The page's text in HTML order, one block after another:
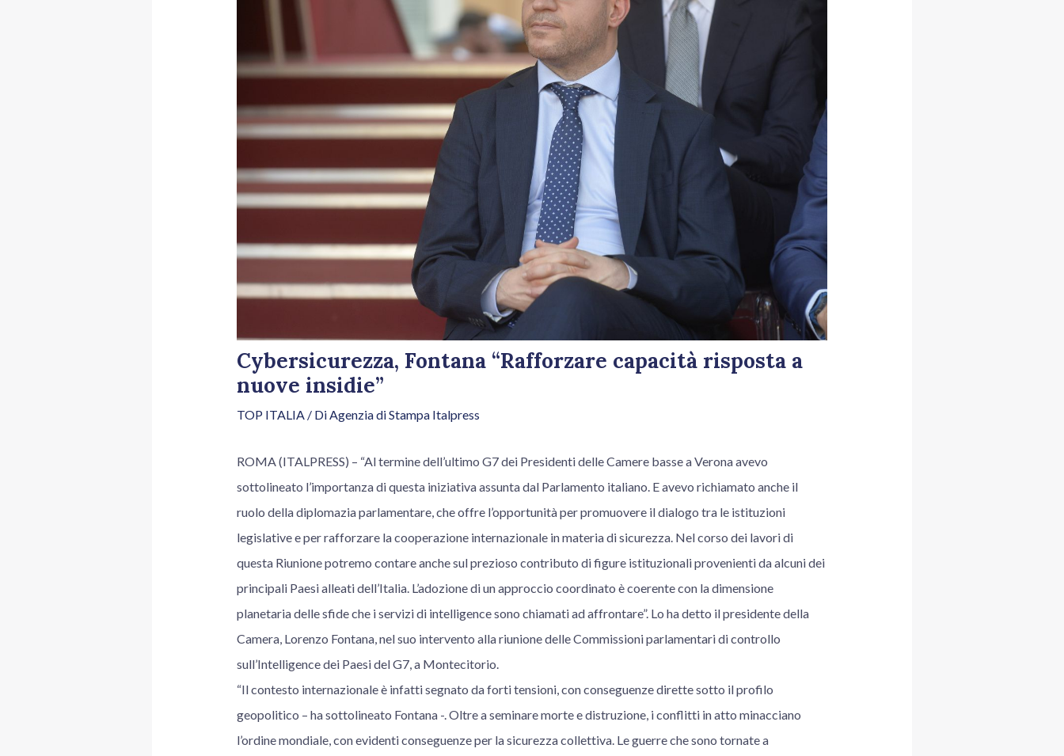
Cybersicurezza, Fontana “Rafforzare capacità risposta a
nuove insidie”
TOP ITALIA / Di Agenzia di Stampa Italpress
ROMA (ITALPRESS) – “Al termine dell’ultimo G7 dei Presidenti delle Camere basse a Verona avevo
sottolineato l’importanza di questa iniziativa assunta dal Parlamento italiano. E avevo richiamato anche il
ruolo della diplomazia parlamentare, che offre l’opportunità per promuovere il dialogo tra le istituzioni
legislative e per rafforzare la cooperazione internazionale in materia di sicurezza. Nel corso dei lavori di
questa Riunione potremo contare anche sul prezioso contributo di figure istituzionali provenienti da alcuni dei
principali Paesi alleati dell’Italia. L’adozione di un approccio coordinato è coerente con la dimensione
planetaria delle sfide che i servizi di intelligence sono chiamati ad affrontare”. Lo ha detto il presidente della
Camera, Lorenzo Fontana, nel suo intervento alla riunione delle Commissioni parlamentari di controllo
sull’Intelligence dei Paesi del G7, a Montecitorio.
“Il contesto internazionale è infatti segnato da forti tensioni, con conseguenze dirette sotto il profilo
geopolitico – ha sottolineato Fontana -. Oltre a seminare morte e distruzione, i conflitti in atto minacciano
l’ordine mondiale, con evidenti conseguenze per la sicurezza collettiva. Le guerre che sono tornate a